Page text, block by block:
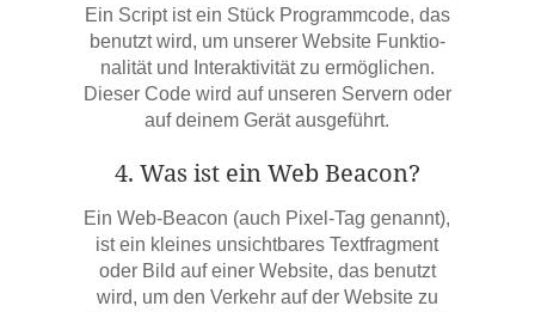
Ein Script ist ein Stück Pro­gramm­code, das
benutzt wird, um unse­rer Web­site Funk­tio­
na­li­tät und Inter­ak­ti­vi­tät zu ermög­li­chen.
Die­ser Code wird auf unse­ren Ser­vern oder
auf dei­nem Gerät ausgeführt.
4. Was ist ein Web Beacon?
Ein Web-Bea­con (auch Pixel-Tag genannt),
ist ein klei­nes unsicht­ba­res Text­frag­ment
oder Bild auf einer Web­site, das benutzt
wird, um den Ver­kehr auf der Web­site zu